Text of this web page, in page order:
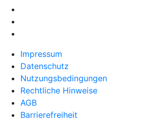
Impressum
Datenschutz
Nutzungsbedingungen
Rechtliche Hinweise
AGB
Barrierefreiheit